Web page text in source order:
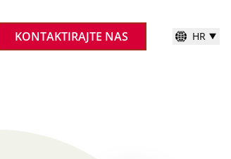
KONTAKTIRAJTE NAS HR